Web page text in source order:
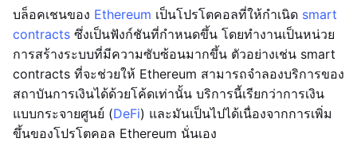
บล็อคเชนของ Ethereum เป็นโปรโตคอลที่ให้กำเนิด smart
contracts ซึ่งเป็นฟังก์ชันที่กำหนดขึ้น โดยทำงานเป็นหน่วย
การสร้างระบบที่มีความซับซ้อนมากขึ้น ตัวอย่างเช่น smart
contracts ที่จะช่วยให้ Ethereum สามารถจำลองบริการของ
สถาบันการเงินได้ด้วยโค้ดเท่านั้น บริการนี้เรียกว่าการเงิน
แบบกระจายศูนย์ (DeFi) และมันเป็นไปได้เนื่องจากการเพิ่ม
ขึ้นของโปรโตคอล Ethereum นั่นเอง